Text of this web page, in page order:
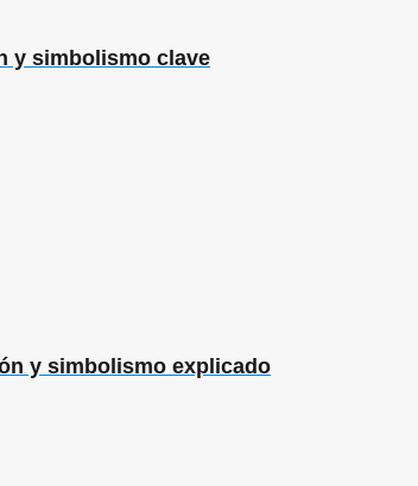
y simbolismo clave
y simbolismo explicado